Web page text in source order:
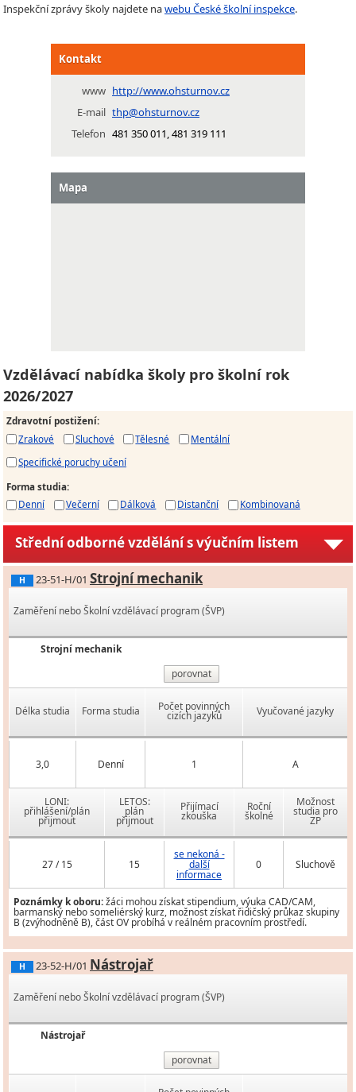
Inspekční zprávy školy najdete nawebu České školní inspekce.
Kontakt
www http://www.ohsturnov.cz
E-mail thp@ohsturnov.cz
Telefon 481 350 011, 481 319 111
Mapa
Vzdělávací nabídka školy pro školní rok
2026/2027
Zdravotní postižení:
Zrakové
Sluchové Tělesné
Mentální
Specifické poruchy učení
Forma studia:
Denní
Večerní Dálková Distanční Kombinovaná
Střední odborné vzdělání s výučním listem
H 23-51-H/01 Strojní mechanik
Zaměření nebo Školní vzdělávací program (ŠVP)
Strojní mechanik
porovnat
Délka studia Forma studia Počet povinných
cizích jazyků Vyučované jazyky
3,0 Denní 1 A
LONI:
přihlášení/plán
přijmout
LETOS:
plán
přijmout
Přijímací
zkouška
Roční
školné
Možnost
studia pro
ZP
27 / 15 15
se nekoná -
další
informace
0 Sluchově
Poznámky k oboru:žáci mohou získat stipendium, výuka CAD/CAM,
barmanský nebo someliérský kurz, možnost získat řidičský průkaz skupiny
B (zvýhodněně B), část OV probíhá v reálném pracovním prostředí.
H 23-52-H/01 Nástrojař
Zaměření nebo Školní vzdělávací program (ŠVP)
Nástrojař
porovnat